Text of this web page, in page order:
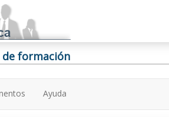
formación
Ayuda